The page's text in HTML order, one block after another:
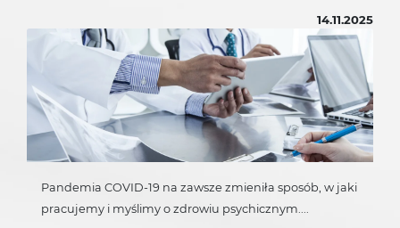
14.11.2025
Pandemia COVID-19 na zawsze zmieniła sposób, w jaki
pracujemy i myślimy o zdrowiu psychicznym....